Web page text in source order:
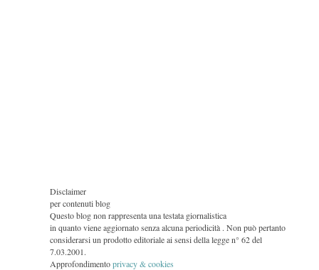
Disclaimer
per contenuti blog
Questo blog non rappresenta una testata giornalistica
in quanto viene aggiornato senza alcuna periodicità . Non può pertanto
considerarsi un prodotto editoriale ai sensi della legge n° 62 del
7.03.2001.
Approfondimentoprivacy & cookies